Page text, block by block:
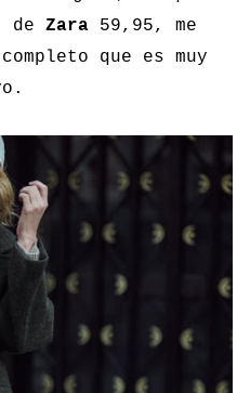
de Zara 59,95, me
que es muy